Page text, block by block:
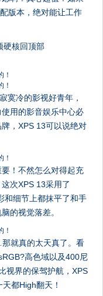
版本，绝对能让工作
硬核回顶部
寞冷的影视好青年，
用的影音娱乐中心必
，XPS 13可以说绝对
！不然怎么对得起充
次XPS 13采用了
和细节上都抹平了和手
的视觉落差。
就真的太天真了。看
高色域以及400尼
视界的保驾护航，XPS
都High翻天！